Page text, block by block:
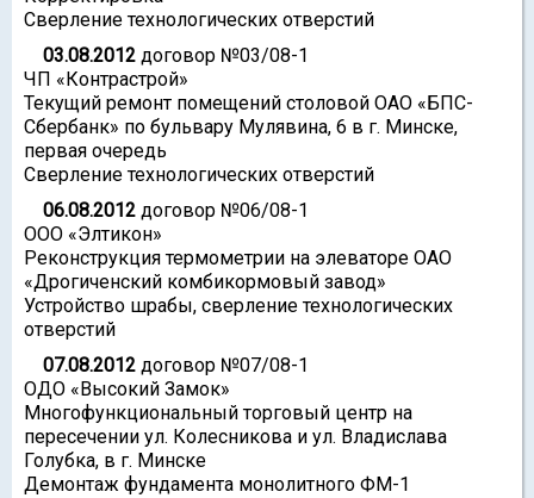
Сверление технологических отверстий
03.08.2012 договор №03/08-1
ЧП «Контрастрой»
Текущий ремонт помещений столовой ОАО «БПС-
Сбербанк» по бульвару Мулявина, 6 в г. Минске,
первая очередь
Сверление технологических отверстий
06.08.2012 договор №06/08-1
ООО «Элтикон»
Реконструкция термометрии на элеваторе ОАО
«Дрогиченский комбикормовый завод»
Устройство шрабы, сверление технологических
отверстий
07.08.2012 договор №07/08-1
ОДО «Высокий Замок»
Многофункциональный торговый центр на
пересечении ул. Колесникова и ул. Владислава
Голубка, в г. Минске
Демонтаж фундамента монолитного ФМ-1